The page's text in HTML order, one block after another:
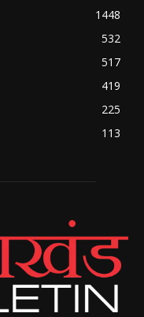
1448
532
517
419
225
113